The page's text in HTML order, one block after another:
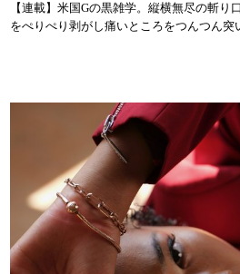
【連載】米国Gの黒雑学。縦横無尽の斬
をぺりぺり剥がし痛いところをつんつん突